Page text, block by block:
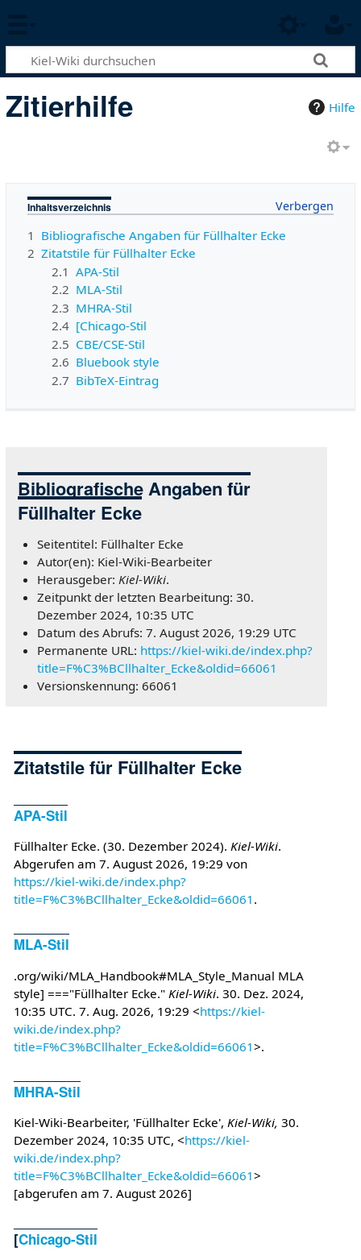
Hilfe
Zitierhilfe
Inhaltsverzeichnis
1 Bibliografische Angaben für Füllhalter Ecke
2 Zitatstile für Füllhalter Ecke
2.1 APA-Stil
2.2 MLA-Stil
2.3 MHRA-Stil
2.4 [Chicago-Stil
2.5 CBE/CSE-Stil
2.6 Bluebook style
2.7 BibTeX-Eintrag
Bibliografische Angaben für
Füllhalter Ecke
Seitentitel: Füllhalter Ecke
Autor(en): Kiel-Wiki-Bearbeiter
Herausgeber:Kiel-Wiki.
Zeitpunkt der letzten Bearbeitung: 30.
Dezember 2024, 10:35 UTC
Datum des Abrufs: 7. August 2026, 19:29 UTC
Permanente URL: https://kiel-wiki.de/index.php?
title=F%C3%BCllhalter_Ecke&oldid=66061
Versionskennung: 66061
Zitatstile für Füllhalter Ecke
APA-Stil
Füllhalter Ecke. (30. Dezember 2024). Kiel-Wiki.
Abgerufen am 7. August 2026, 19:29 von
https://kiel-wiki.de/index.php?
title=F%C3%BCllhalter_Ecke&oldid=66061 .
MLA-Stil
.org/wiki/MLA_Handbook#MLA_Style_Manual MLA
style] ==="Füllhalter Ecke." Kiel-Wiki. 30. Dez. 2024,
10:35 UTC. 7. Aug. 2026, 19:29 <https://kiel-
wiki.de/index.php?
title=F%C3%BCllhalter_Ecke&oldid=66061>.
MHRA-Stil
Kiel-Wiki-Bearbeiter, 'Füllhalter Ecke', Kiel-Wiki, 30.
Dezember 2024, 10:35 UTC, <https://kiel-
wiki.de/index.php?
title=F%C3%BCllhalter_Ecke&oldid=66061>
[abgerufen am 7. August 2026]
[Chicago-Stil